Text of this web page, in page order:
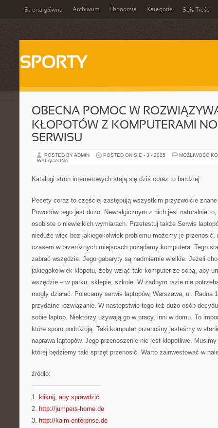
Strona główna Archiwum Ekonomia Kategorie Spis Treści
SPORTY
OBECNA POMOC W
KŁOPOTÓW Z KOMPUTERAMI
SERWISU
POSTED BY ADMIN POSTED ON SIE - 3 - 2025
MOŻLIWOŚĆ
WYŁĄCZONA
Katalogi stron internetowych stają się dziś coraz to bardziej
Pecety coraz to częściej zastępują wszystkim przyzwoicie
Powodów tego jest dużo. Newralgicznym z nich jest naturalnie
osobiste o niewielkich wymiarach. Przetestuj także Serwis
nieduże więc bez jakiegokolwiek problemu możemy je
czasem w przeróżnych miejscach pożądamy komputera. Tego
zabrać wszędzie. Jego gabaryty są nadmiernie wielkie. Jeżeli
jakiegokolwiek kłopotu, żeby wziąć taki komputer ze sobą, aby
wszędzie – w parku, sklepie, szkole. W żadnym razie nie
mogły działać. Polecamy serwis laptopów, Warszawa, ul. Radna
przydatne rozwiązanie. W następstwie tego też dużo osób
sobie laptop. Niektórzy używają go w pracy, inni w domu. To
które sporo podróżują. Taki komputer przenośny jesteśmy w
naprawa laptopów. Jego przenoszenie nie jest kłopotliwe.
której będziemy taki sprzęt przenosić. Warto zainwestować w
źródło:
———————————
1. kliknij, aby sprawdzić
2. http://jumpers-home.de
3. http://kaim-enterprise.de